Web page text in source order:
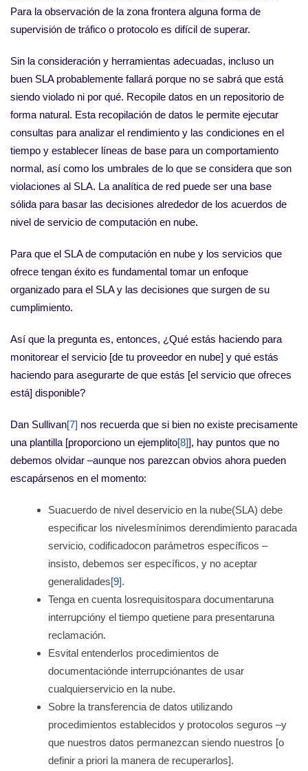
Para la observación de la zona frontera alguna forma de
supervisión de tráfico o protocolo es difícil de superar.
Sin la consideración y herramientas adecuadas, incluso un
buen SLA probablemente fallará porque no se sabrá que está
siendo violado ni por qué. Recopile datos en un repositorio de
forma natural. Esta recopilación de datos le permite ejecutar
consultas para analizar el rendimiento y las condiciones en el
tiempo y establecer líneas de base para un comportamiento
normal, así como los umbrales de lo que se considera que son
violaciones al SLA. La analítica de red puede ser una base
sólida para basar las decisiones alrededor de los acuerdos de
nivel de servicio de computación en nube.
Para que el SLA de computación en nube y los servicios que
ofrece tengan éxito es fundamental tomar un enfoque
organizado para el SLA y las decisiones que surgen de su
cumplimiento.
Así que la pregunta es, entonces, ¿Qué estás haciendo para
monitorear el servicio [de tu proveedor en nube] y qué estás
haciendo para asegurarte de que estás [el servicio que ofreces
está] disponible?
Dan Sullivan[7] nos recuerda que si bien no existe precisamente
una plantilla [proporciono un ejemplito[8]], hay puntos que no
debemos olvidar –aunque nos parezcan obvios ahora pueden
escapársenos en el momento:
Suacuerdo de nivel deservicio en la nube(SLA) debe
especificar los nivelesmínimos derendimiento paracada
servicio, codificadocon parámetros específicos –
insisto, debemos ser específicos, y no aceptar
generalidades[9].
Tenga en cuenta losrequisitospara documentaruna
interrupcióny el tiempo quetiene para presentaruna
reclamación.
Esvital entenderlos procedimientos de
documentaciónde interrupciónantes de usar
cualquierservicio en la nube.
Sobre la transferencia de datos utilizando
procedimientos establecidos y protocolos seguros –y
que nuestros datos permanezcan siendo nuestros [o
definir a priori la manera de recuperarlos].